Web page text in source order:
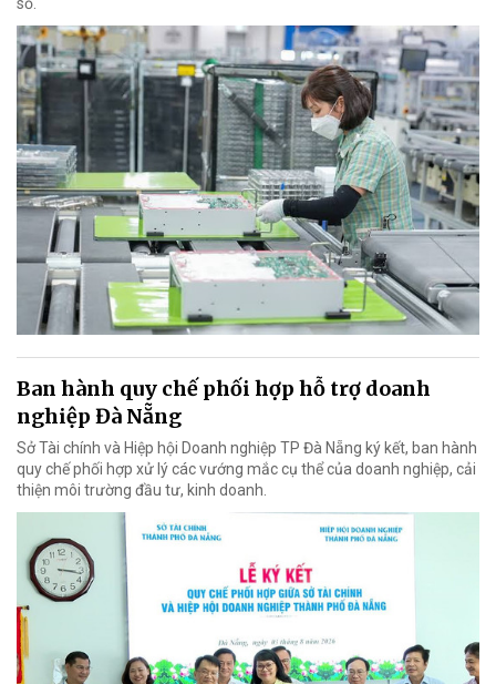
số.
Ban hành quy chế phối hợp hỗ trợ doanh
nghiệp Đà Nẵng
Sở Tài chính và Hiệp hội Doanh nghiệp TP Đà Nẵng ký kết, ban hành
quy chế phối hợp xử lý các vướng mắc cụ thể của doanh nghiệp, cải
thiện môi trường đầu tư, kinh doanh.